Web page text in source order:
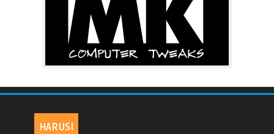
HARUSI